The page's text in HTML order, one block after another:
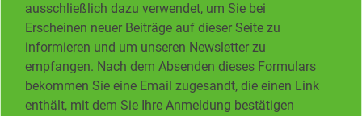
ausschließlich dazu verwendet, um Sie bei
Erscheinen neuer Beiträge auf dieser Seite zu
informieren und um unseren Newsletter zu
empfangen. Nach dem Absenden dieses Formulars
bekommen Sie eine Email zugesandt, die einen Link
enthält, mit dem Sie Ihre Anmeldung bestätigen